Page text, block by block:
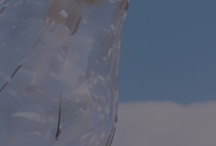
PARA
Industria e instalaciones
soluciones avanzadas para el control,
eficiente de la energía en industrias.
PARA
Calidad de la energía
en nuestras soluciones para asegurar una
estable y eficiente.